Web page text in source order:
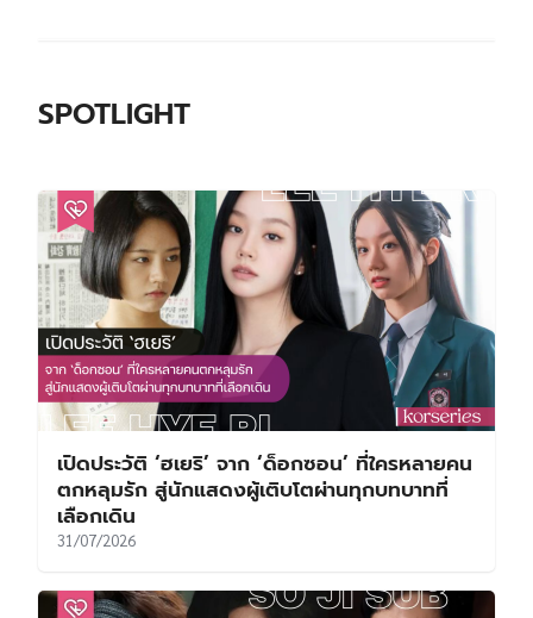
SPOTLIGHT
เปิดประวัติ ‘ฮเยริ’ จาก ‘ด็อกซอน’ ที่ใครหลายคน
ตกหลุมรัก สู่นักแสดงผู้เติบโตผ่านทุกบทบาทที่
เลือกเดิน
31/07/2026